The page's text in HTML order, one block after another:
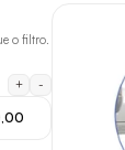
o filtro.
+ -